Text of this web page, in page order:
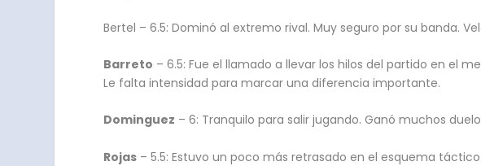
Bertel – 6.5: Dominó al extremo rival. Muy seguro por su banda.
Barreto – 6.5: Fue el llamado a llevar los hilos del partido en el
Le falta intensidad para marcar una diferencia importante.
Dominguez – 6: Tranquilo para salir jugando. Ganó muchos
Rojas – 5.5: Estuvo un poco más retrasado en el esquema